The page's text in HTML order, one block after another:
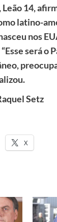
Leão 14,
latino-
nos
será o
Setz
X